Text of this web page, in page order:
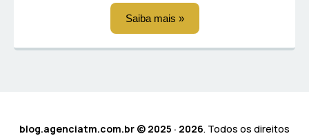
Saiba mais »
blog.agenciatm.com.br © 2025 · 2026. Todos os direitos